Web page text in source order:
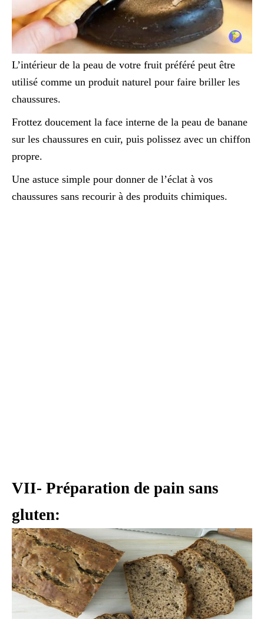
L’intérieur de la peau de votre fruit préféré peut être
utilisé comme un produit naturel pour faire briller les
chaussures.
Frottez doucement la face interne de la peau de banane
sur les chaussures en cuir, puis polissez avec un chiffon
propre.
Une astuce simple pour donner de l’éclat à vos
chaussures sans recourir à des produits chimiques.
VII- Préparation de pain sans
gluten: